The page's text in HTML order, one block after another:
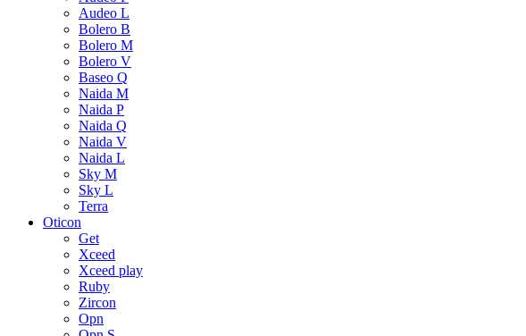
Audeo L
Bolero B
Bolero M
Bolero V
Baseo Q
Naida M
Naida P
Naida Q
Naida V
Naida L
Sky M
Sky L
Terra
Oticon
Get
Xceed
Xceed play
Ruby
Zircon
Opn